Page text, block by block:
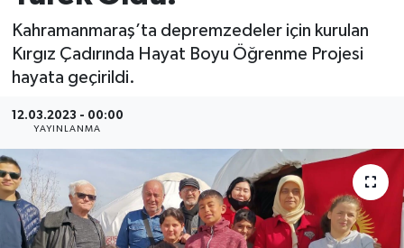
Kahramanmaraş’ta depremzedeler için kurulan
Kırgız Çadırında Hayat Boyu Öğrenme Projesi
hayata geçirildi.
12.03.2023 - 00:00
YAYINLANMA
YAŞAM
TEKNOLOJİ
EĞİTİM
İLÇE HABERLERİ
KÜLTÜR-SANAT
Süper Lig Puan Durumu ve Fikstür
Tüm Manşetler
Haber Arşivi